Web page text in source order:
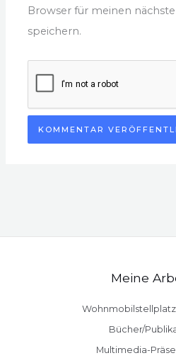
Browser für meinen
speichern.
Meine
Bücher/
Multimedia-